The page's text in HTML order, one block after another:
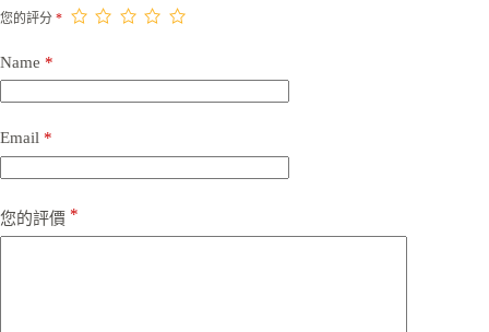
您的評分 *
Name *
Email *
您的評價 *